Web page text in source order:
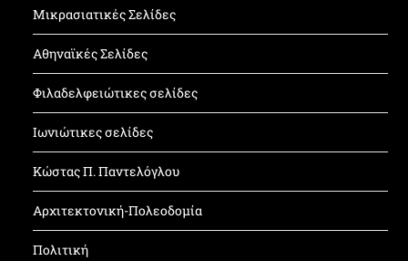
Μικρασιατικές Σελίδες
Αθηναϊκές Σελίδες
Φιλαδελφειώτικες σελίδες
Ιωνιώτικες σελίδες
Κώστας Π. Παντελόγλου
Αρχιτεκτονική-Πολεοδομία
Πολιτική